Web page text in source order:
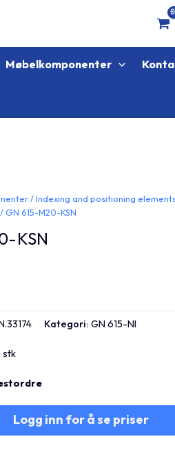
Møbelkomponenter
/Indexing and positioning
/ GN 615-M20-KSN
KSN
Kategori:GN 615-NI
stk
Logg inn for å se priser